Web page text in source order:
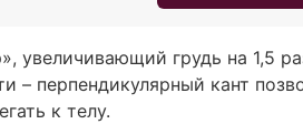
увеличивающий грудь на 1,5
– перпендикулярный кант
к телу.